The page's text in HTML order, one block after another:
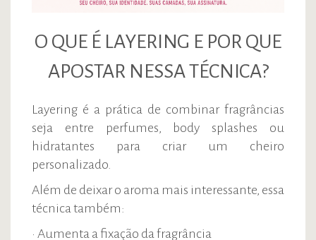
O QUE É LAYERING E POR QUE
APOSTAR NESSA TÉCNICA?
Layering é a prática de combinar fragrâncias
seja entre perfumes, body splashes ou
hidratantes para criar um cheiro
personalizado.
Além de deixar o aroma mais interessante, essa
técnica também:
• Aumenta a fixação da fragrância